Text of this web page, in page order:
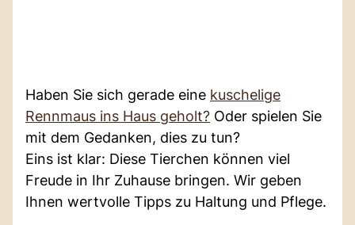
Haben Sie sich gerade eine kuschelige
Rennmaus ins Haus geholt? Oder spielen Sie
mit dem Gedanken, dies zu tun?
Eins ist klar: Diese Tierchen können viel
Freude in Ihr Zuhause bringen. Wir geben
Ihnen wertvolle Tipps zu Haltung und Pflege.